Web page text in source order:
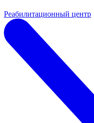
Реабилитационный центр